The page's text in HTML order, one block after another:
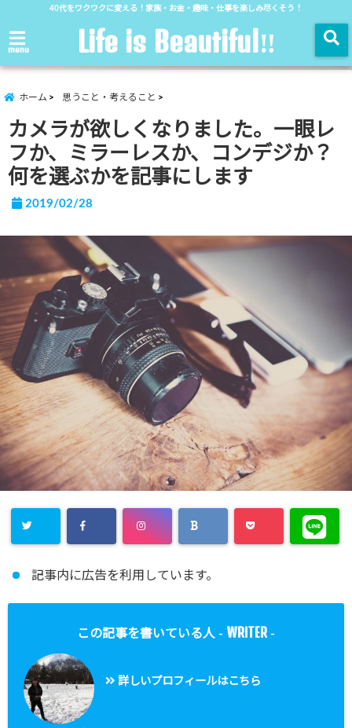
40代をワクワクに変える！家族・お金・趣味・仕事を楽しみ尽くそう！
menu Life is Beautiful‼︎
ホーム 思うこと・考えること
カメラが欲しくなりました。一眼レ
フか、ミラーレスか、コンデジか？
何を選ぶかを記事にします
2019/02/28
記事内に広告を利用しています。
この記事を書いている人 - WRITER -
詳しいプロフィールはこちら